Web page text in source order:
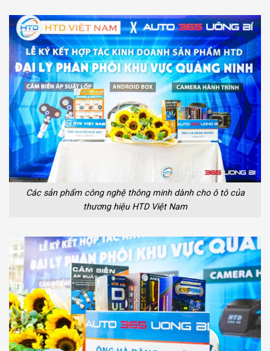
Các sản phẩm công nghệ thông minh dành cho ô tô của
thương hiệu HTD Việt Nam